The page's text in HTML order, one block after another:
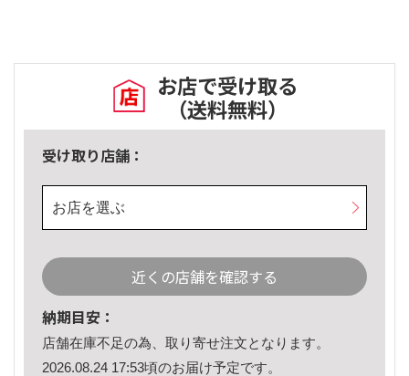
お店で受け取る
（送料無料）
受け取り店舗：
お店を選ぶ
近くの店舗を確認する
納期目安：
店舗在庫不足の為、取り寄せ注文となります。
2026.08.24 17:53頃のお届け予定です。